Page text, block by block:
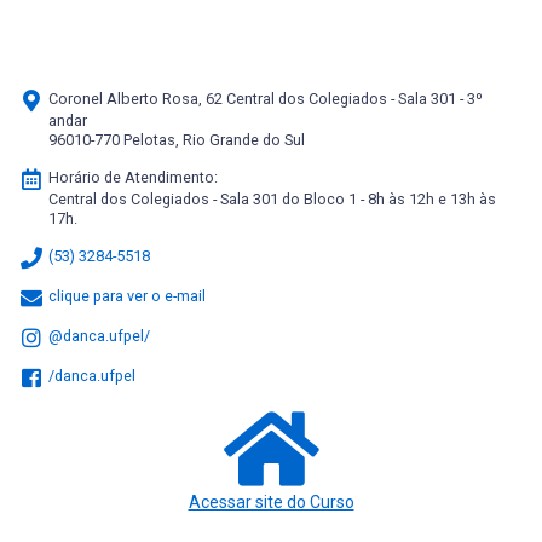
Coronel Alberto Rosa, 62 Central dos Colegiados - Sala 301 - 3º
andar
96010-770 Pelotas, Rio Grande do Sul
Horário de Atendimento:
Central dos Colegiados - Sala 301 do Bloco 1 - 8h às 12h e 13h às
17h.
(53) 3284-5518
clique para ver o e-mail
@danca.ufpel/
/danca.ufpel
Acessar site do Curso